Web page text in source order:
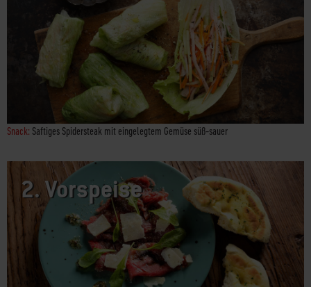
Snack: Saftiges Spidersteak mit eingelegtem Gemüse süß-sauer
2.Vorspeise